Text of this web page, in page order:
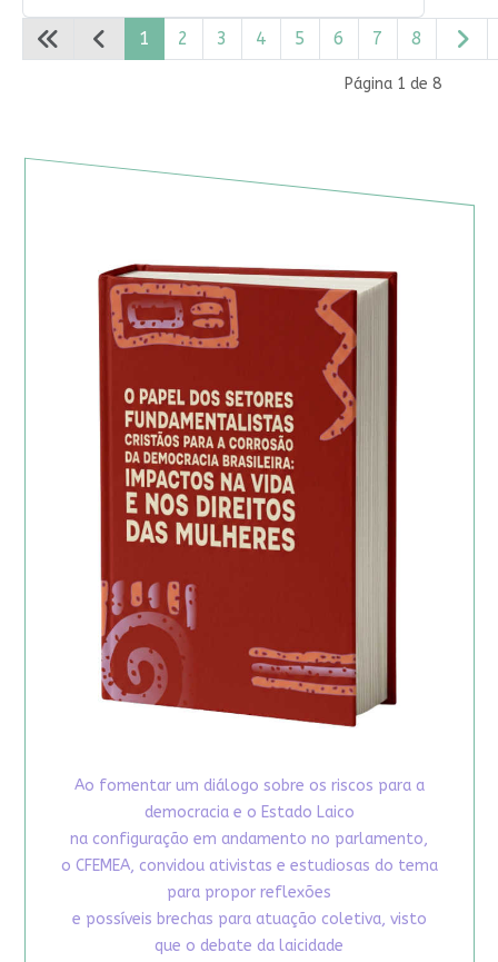
Página 1 de 8
1 2 3 4 5 6 7 8
Ao fomentar um diálogo sobre os riscos para a
democracia e o Estado Laico
na configuração em andamento no parlamento,
o CFEMEA, convidou ativistas e estudiosas do tema
para propor reflexões
e possíveis brechas para atuação coletiva, visto
que o debate da laicidade